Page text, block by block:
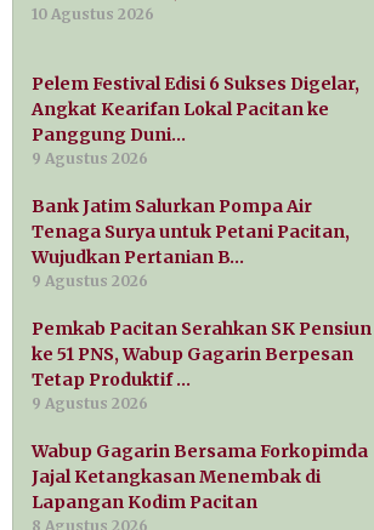
10 Agustus 2026
Pelem Festival Edisi 6 Sukses Digelar,
Angkat Kearifan Lokal Pacitan ke
Panggung Duni…
9 Agustus 2026
Bank Jatim Salurkan Pompa Air
Tenaga Surya untuk Petani Pacitan,
Wujudkan Pertanian B…
9 Agustus 2026
Pemkab Pacitan Serahkan SK Pensiun
ke 51 PNS, Wabup Gagarin Berpesan
Tetap Produktif …
9 Agustus 2026
Wabup Gagarin Bersama Forkopimda
Jajal Ketangkasan Menembak di
Lapangan Kodim Pacitan
8 Agustus 2026